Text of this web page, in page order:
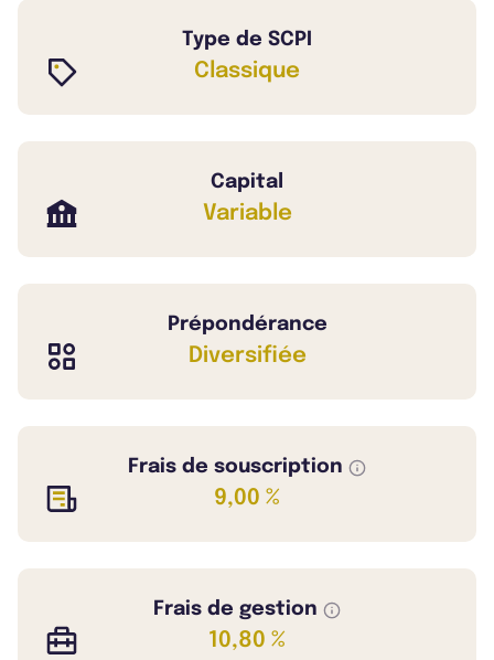
Type de SCPI
Classique
Capital
Variable
Prépondérance
Diversifiée
Frais de souscription
9,00 %
Frais de gestion
10,80 %